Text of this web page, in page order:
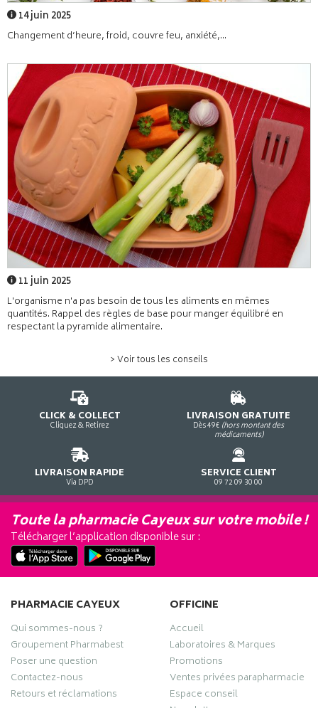
14 juin 2025
Changement d’heure, froid, couvre feu, anxiété,...
11 juin 2025
L'organisme n'a pas besoin de tous les aliments en mêmes
quantités. Rappel des règles de base pour manger équilibré en
respectant la pyramide alimentaire.
> Voir tous les conseils
CLICK & COLLECT
Cliquez & Retirez
LIVRAISON GRATUITE
Dès 49€ (hors montant des
médicaments)
LIVRAISON RAPIDE
Via DPD
SERVICE CLIENT
09 72 09 30 00
Toute la pharmacie Cayeux sur votre mobile !
Télécharger l’application disponible sur :
PHARMACIE CAYEUX
Qui sommes-nous ?
Groupement Pharmabest
Poser une question
Contactez-nous
Retours et réclamations
OFFICINE
Accueil
Laboratoires & Marques
Promotions
Ventes privées parapharmacie
Espace conseil